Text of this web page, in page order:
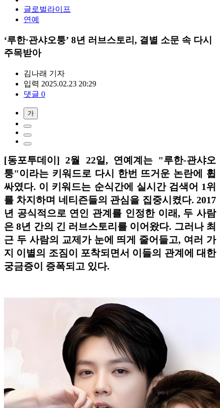
글로벌라이프
연예
‘루한·관샤오퉁’ 8년 러브스토리, 결별 소문 속 다시
주목받아
김나래 기자
입력 2025.02.23 20:29
댓글 0
가
[동포투데이] 2월 22일, 연예계는 "루한-관샤오
퉁"이라는 키워드로 다시 한번 뜨거운 논란에 휩
싸였다. 이 키워드는 순식간에 실시간 검색어 1위
를 차지하며 네티즌들의 관심을 집중시켰다. 2017
년 공식적으로 연인 관계를 인정한 이래, 두 사람
은 8년 간의 긴 러브스토리를 이어왔다. 그러나 최
근 두 사람의 교제가 눈에 띄게 줄어들고, 여러 가
지 이별의 조짐이 포착되면서 이들의 관계에 대한
궁금증이 증폭되고 있다.